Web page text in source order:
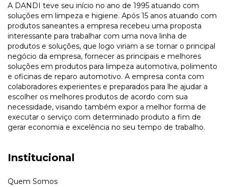
A DANDI teve seu início no ano de 1995 atuando com
soluções em limpeza e higiene. Após 15 anos atuando com
produtos saneantes a empresa recebeu uma proposta
interessante para trabalhar com uma nova linha de
produtos e soluções, que logo viriam a se tornar o principal
negócio da empresa, fornecer as principais e melhores
soluções em produtos para limpeza automotiva, polimento
e oficinas de reparo automotivo. A empresa conta com
colaboradores experientes e preparados para lhe ajudar a
escolher os melhores produtos de acordo com sua
necessidade, visando também expor a melhor forma de
executar o serviço com determinado produto a fim de
gerar economia e excelência no seu tempo de trabalho.
Institucional
Quem Somos